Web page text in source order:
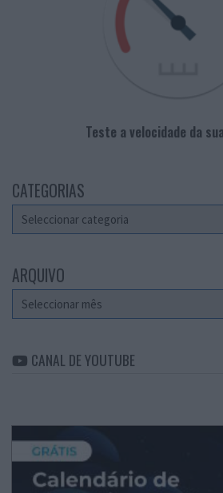
Teste a velocidade da
CATEGORIAS
Categorias
ARQUIVO
Arquivo
CANAL DE YOUTUBE